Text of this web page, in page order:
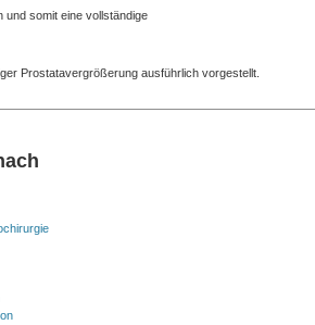
und somit eine vollständige
Prostatavergrößerung ausführlich vorgestellt.